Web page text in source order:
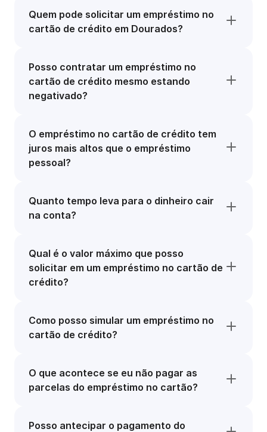
Quem pode solicitar um empréstimo no
cartão de crédito em Dourados?
Posso contratar um empréstimo no
cartão de crédito mesmo estando
negativado?
O empréstimo no cartão de crédito tem
juros mais altos que o empréstimo
pessoal?
Quanto tempo leva para o dinheiro cair
na conta?
Qual é o valor máximo que posso
solicitar em um empréstimo no cartão de
crédito?
Como posso simular um empréstimo no
cartão de crédito?
O que acontece se eu não pagar as
parcelas do empréstimo no cartão?
Posso antecipar o pagamento do